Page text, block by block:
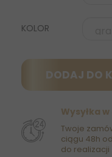
KOLOR
DODAJ DO
Wysyłka
Twoje
ciągu 48h
do